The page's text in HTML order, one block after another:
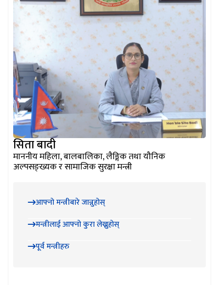
सिता बादी
माननीय महिला, बालबालिका, लैङ्गिक तथा यौनिक
अल्पसङ्ख्यक र सामाजिक सुरक्षा मन्त्री
आफ्नो मन्त्रीबारे जान्नुहोस्
मन्त्रीलाई आफ्नो कुरा लेख्नुहोस्
पूर्व मन्त्रीहरु